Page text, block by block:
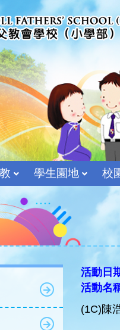
學生園地 校
活動日
活動名
(1C)陳